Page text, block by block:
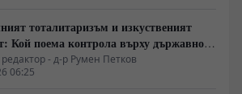
тоталитаризъм и изкуственият
Кой поема контрола върху държавното
- д-р Румен Петков
06:25